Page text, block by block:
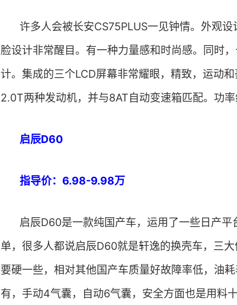
许多人会被长安CS75PLUS一见钟情。外观
脸设计非常醒目。有一种力量感和时尚感。同时
计。集成的三个LCD屏幕非常耀眼，精致，运动
2.0T两种发动机，并与8AT自动变速箱匹配。功
启辰D60
指导价：6.98-9.98万
启辰D60是一款纯国产车，运用了一些日产
单，很多人都说启辰D60就是轩逸的换壳车，三
要硬一些，相对其他国产车质量好故障率低，油
有，手动4气囊，自动6气囊，安全方面也是用料